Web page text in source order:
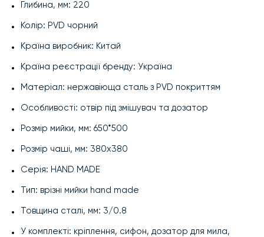
Глибина, мм: 220
Колір: PVD чорний
Країна виробник: Китай
Країна реєстрації бренду: Україна
Матеріал: нержавіюща сталь з PVD покриттям
Особливості: отвір під змішувач та дозатор
Розмір мийки, мм: 650*500
Розмір чаші, мм: 380х380
Серія: HAND MADE
Тип: врізні мийки hand made
Товщина сталі, мм: 3/0.8
У комплекті: кріплення, сифон, дозатор для мила,